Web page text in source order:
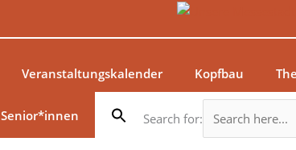
Veranstaltungskalender Kopfbau
Senior*innen Search for: